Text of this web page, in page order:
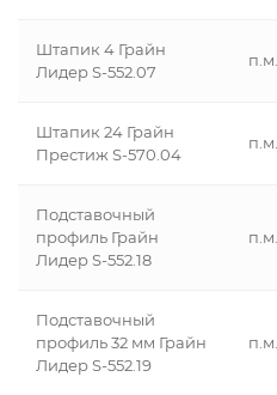
Штапик 4 Грайн
Лидер S-552.07
п.м.
Штапик 24 Грайн
Престиж S-570.04
п.м.
Подставочный
профиль Грайн
Лидер S-552.18
п.м.
Подставочный
профиль 32 мм Грайн
Лидер S-552.19
п.м.